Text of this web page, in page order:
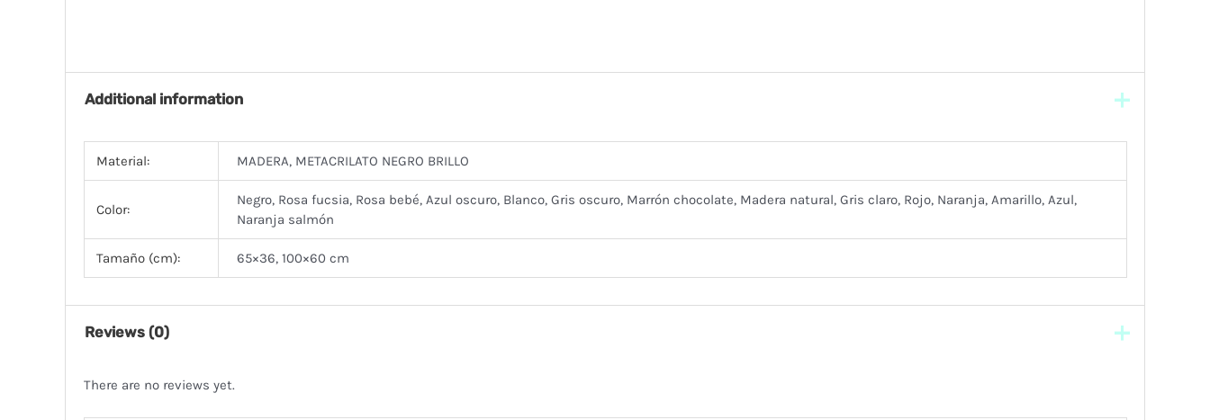
Additional information
Material: MADERA, METACRILATO NEGRO BRILLO
Color:
Negro, Rosa fucsia, Rosa bebé, Azul oscuro, Blanco, Gris oscuro, Marrón chocolate, Madera natural, Gris claro, Rojo, Naranja, Amarillo, Azul,
Naranja salmón
Tamaño (cm): 65×36, 100×60 cm
Reviews (0)
There are no reviews yet.